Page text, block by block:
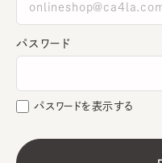
パスワード
パスワードを表示する